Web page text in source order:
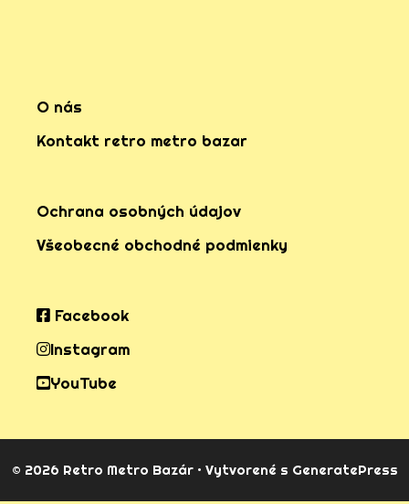
O nás
Kontakt retro metro bazar
Ochrana osobných údajov
Všeobecné obchodné podmienky
Facebook
Instagram
YouTube
© 2026 Retro Metro Bazár• Vytvorené s GeneratePress